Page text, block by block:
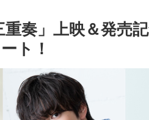
奏」上映＆発売
ト！